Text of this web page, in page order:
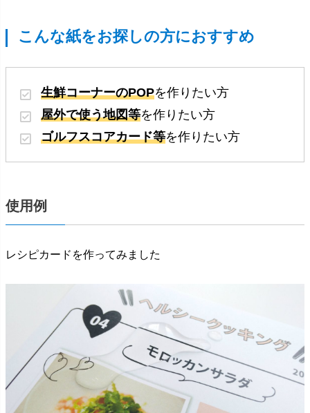
こんな紙をお探しの方におすすめ
生鮮コーナーのPOPを作りたい方
屋外で使う地図等を作りたい方
ゴルフスコアカード等を作りたい方
使用例
レシピカードを作ってみました